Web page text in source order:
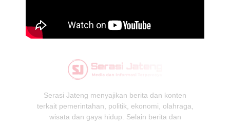
Serasi Jateng menyajikan berita dan konten
terkait pemerintahan, politik, ekonomi, olahraga,
wisata dan gaya hidup. Selain berita dan